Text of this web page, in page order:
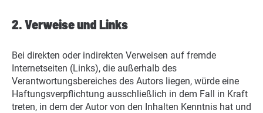
2. Verweise und Links
Bei direkten oder indirekten Verweisen auf fremde
Internetseiten (Links), die außerhalb des
Verantwortungsbereiches des Autors liegen, würde eine
Haftungsverpflichtung ausschließlich in dem Fall in Kraft
treten, in dem der Autor von den Inhalten Kenntnis hat und